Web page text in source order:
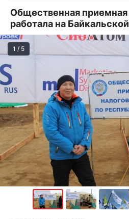
Общественная
работала на
1 / 5